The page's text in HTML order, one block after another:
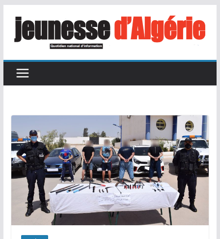
contenu